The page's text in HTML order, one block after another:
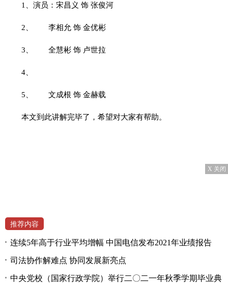
1、演员：宋昌义 饰 张俊河
2、 李相允 饰 金优彬
3、 全慧彬 饰 卢世拉
4、
5、 文成根 饰 金赫载
本文到此讲解完毕了，希望对大家有帮助。
X 关闭
推荐内容
连续5年高于行业平均增幅 中国电信发布2021年业绩报告
司法协作解难点 协同发展新亮点
中央党校（国家行政学院）举行二〇二一年秋季学期毕业典